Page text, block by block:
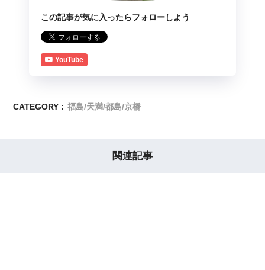
この記事が気に入ったらフォローしよう
YouTube
CATEGORY : 福島/天満/都島/京橋
関連記事